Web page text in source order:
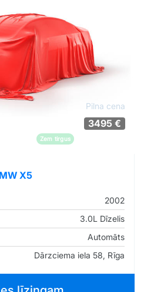
Pilna cena
3495 €
Zem tirgus
X5
2002
3.0L Dīzelis
Automāts
Dārzciema iela 58, Rīga